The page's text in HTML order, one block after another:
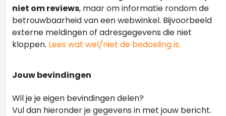
niet om reviews, maar om informatie rondom de
betrouwbaarheid van een webwinkel. Bijvoorbeeld
externe meldingen of adresgegevens die niet
kloppen. Lees wat wel/niet de bedoeling is.
Jouw bevindingen
Wil je je eigen bevindingen delen?
Vul dan hieronder je gegevens in met jouw bericht.